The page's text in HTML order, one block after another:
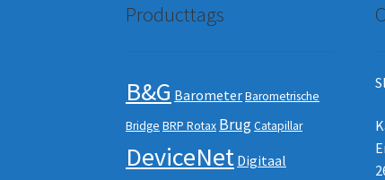
Producttags
B&G BarometerBarometrische
Bridge BRP Rotax BrugCatapillar
DeviceNet Digitaal